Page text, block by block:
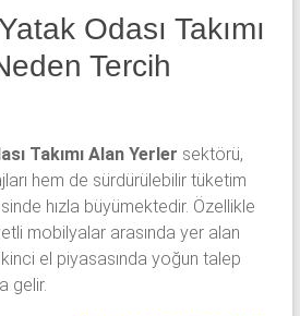
Odası Takımı
Tercih
Takımı Alan Yerler sektörü,
hem de sürdürülebilir tüketim
hızla büyümektedir. Özellikle
mobilyalar arasında yer alan
el piyasasında yoğun talep
gelir.